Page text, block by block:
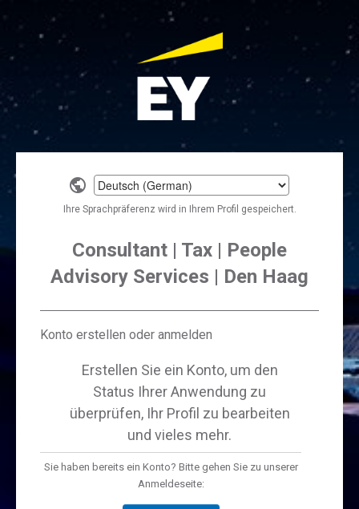
Select
a
language
Ihre Sprachpräferenz wird in Ihrem Profil gespeichert.
Consultant | Tax | People
Advisory Services | Den Haag
Konto erstellen oder anmelden
Erstellen Sie ein Konto, um den
Status Ihrer Anwendung zu
überprüfen, Ihr Profil zu bearbeiten
und vieles mehr.
Sie haben bereits ein Konto? Bitte gehen Sie zu unserer
Anmeldeseite: